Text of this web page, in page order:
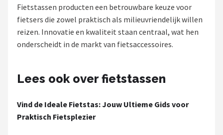
Mountainbikes
Shop
Basil
ABUS
Fietstassen producten een betrouwbare keuze voor
fietsers die zowel praktisch als milieuvriendelijk willen
reizen. Innovatie en kwaliteit staan centraal, wat hen
onderscheidt in de markt van fietsaccessoires.
Lees ook over fietstassen
Vind de Ideale Fietstas: Jouw Ultieme Gids voor
Praktisch Fietsplezier